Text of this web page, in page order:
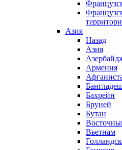
Азия
Назад
Азия
Армения
Бахрейн
Бруней
Бутан
Вьетнам